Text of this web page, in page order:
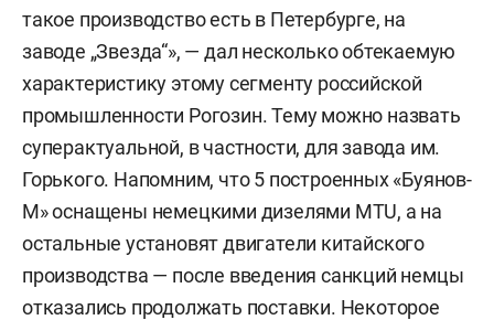
такое производство есть в Петербурге, на
заводе „Звезда“», — дал несколько обтекаемую
характеристику этому сегменту российской
промышленности Рогозин. Тему можно назвать
суперактуальной, в частности, для завода им.
Горького. Напомним, что 5 построенных «Буянов-
М» оснащены немецкими дизелями MTU, а на
остальные установят двигатели китайского
производства — после введения санкций немцы
отказались продолжать поставки. Некоторое